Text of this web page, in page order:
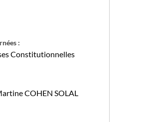
:
Constitutionnelles
COHEN SOLAL